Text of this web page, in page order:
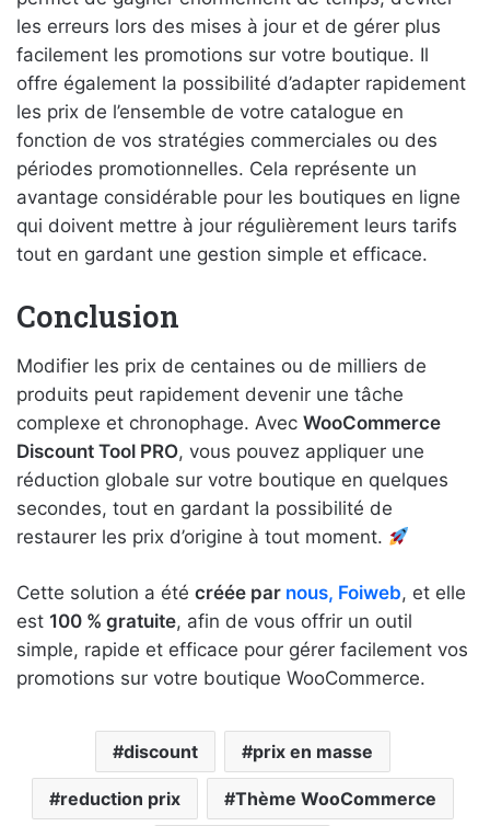
les erreurs lors des mises à jour et de gérer plus
facilement les promotions sur votre boutique. Il
offre également la possibilité d’adapter rapidement
les prix de l’ensemble de votre catalogue en
fonction de vos stratégies commerciales ou des
périodes promotionnelles. Cela représente un
avantage considérable pour les boutiques en ligne
qui doivent mettre à jour régulièrement leurs tarifs
tout en gardant une gestion simple et efficace.
Conclusion
Modifier les prix de centaines ou de milliers de
produits peut rapidement devenir une tâche
complexe et chronophage. Avec WooCommerce
Discount Tool PRO, vous pouvez appliquer une
réduction globale sur votre boutique en quelques
secondes, tout en gardant la possibilité de
restaurer les prix d’origine à tout moment.
Cette solution a été créée par nous, Foiweb, et elle
est 100 % gratuite, afin de vous offrir un outil
simple, rapide et efficace pour gérer facilement vos
promotions sur votre boutique WooCommerce.
discount prix en masse
reduction prix Thème WooCommerce